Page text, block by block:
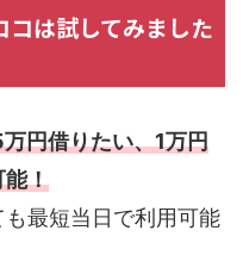
は試してみました
円借りたい、1万円
能！
最短当日で利用可能